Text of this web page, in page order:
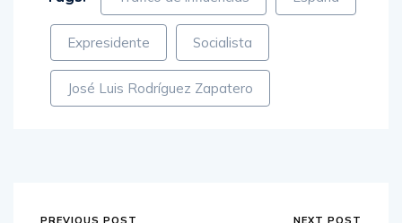
Expresidente Socialista
José Luis Rodríguez Zapatero
PREVIOUS POST NEXT POST